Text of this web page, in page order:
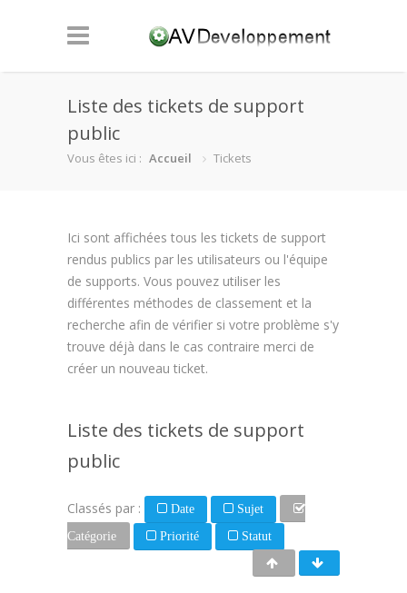
Liste des tickets de support
public
Vous êtes ici : Accueil Tickets
Ici sont affichées tous les tickets de support
rendus publics par les utilisateurs ou l'équipe
de supports. Vous pouvez utiliser les
différentes méthodes de classement et la
recherche afin de vérifier si votre problème s'y
trouve déjà dans le cas contraire merci de
créer un nouveau ticket.
Liste des tickets de support
public
Classés par : Date Sujet
Catégorie Priorité Statut